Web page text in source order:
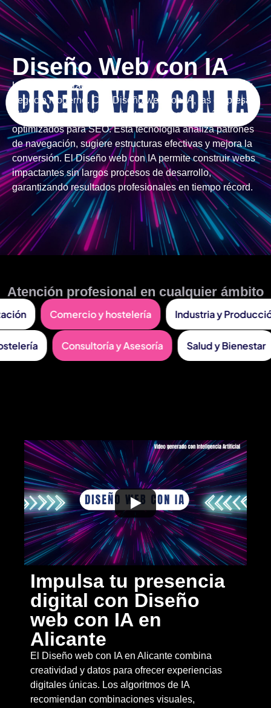
Diseño Web con IA
Una página atractiva y funcional es la base de cualquier
negocio moderno. Con Diseño web con IA, las empresas
alicantinas crean sitios adaptados al usuario, rápidos y
optimizados para SEO. Esta tecnología analiza patrones
de navegación, sugiere estructuras efectivas y mejora la
conversión. El Diseño web con IA permite construir webs
impactantes sin largos procesos de desarrollo,
garantizando resultados profesionales en tiempo récord.
Atención profesional en cualquier ámbito
Comercio y hostelería Industria y Producción
y Hostelería Consultoría y Asesoría Salud y
Impulsa tu presencia
digital con Diseño
web con IA en
Alicante
El Diseño web con IA en Alicante combina
creatividad y datos para ofrecer experiencias
digitales únicas. Los algoritmos de IA
recomiendan combinaciones visuales,